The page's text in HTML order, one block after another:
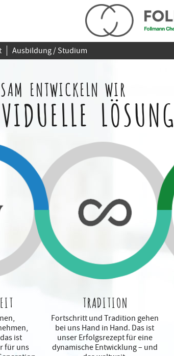
Ausbildung / Studium
ENTWICKELN WIR
ist
für uns
TRADITION
Fortschritt und Tradition gehen
bei uns Hand in Hand. Das ist
unser Erfolgsrezept für eine
dynamische Entwicklung – und